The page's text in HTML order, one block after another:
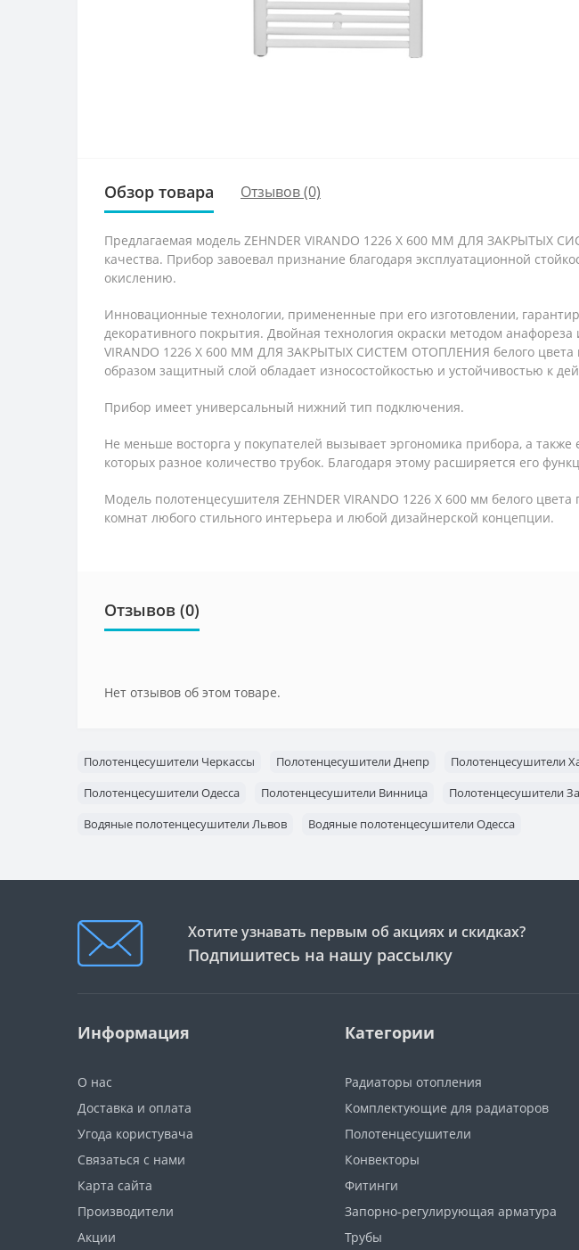
Обзор товара Отзывов (0)
Предлагаемая модель ZEHNDER VIRANDO 1226 X 600 ММ ДЛЯ ЗАКРЫТЫХ
качества. Прибор завоевал признание благодаря эксплуатационной
окислению.
Инновационные технологии, примененные при его изготовлении,
декоративного покрытия. Двойная технология окраски методом
VIRANDO 1226 X 600 ММ ДЛЯ ЗАКРЫТЫХ СИСТЕМ ОТОПЛЕНИЯ белого цвета
образом защитный слой обладает износостойкостью и устойчивостью к
Прибор имеет универсальный нижний тип подключения.
Не меньше восторга у покупателей вызывает эргономика прибора, а
которых разное количество трубок. Благодаря этому расширяется его
Модель полотенцесушителя ZEHNDER VIRANDO 1226 X 600 мм белого
комнат любого стильного интерьера и любой дизайнерской концепции.
Отзывов (0)
Нет отзывов об этом товаре.
Полотенцесушители Черкассы Полотенцесушители Днепр Полотенцесушители
Полотенцесушители Одесса
Полотенцесушители Винница Полотенцесушители
Водяные полотенцесушители Львов
Водяные полотенцесушители Одесса
Хотите узнавать первым об акциях и скидках?
Подпишитесь на нашу рассылку
Информация
О нас
Доставка и оплата
Угода користувача
Связаться с нами
Карта сайта
Производители
Акции
Категории
Радиаторы отопления
Комплектующие для радиаторов
Полотенцесушители
Конвекторы
Фитинги
Запорно-регулирующая арматура
Трубы